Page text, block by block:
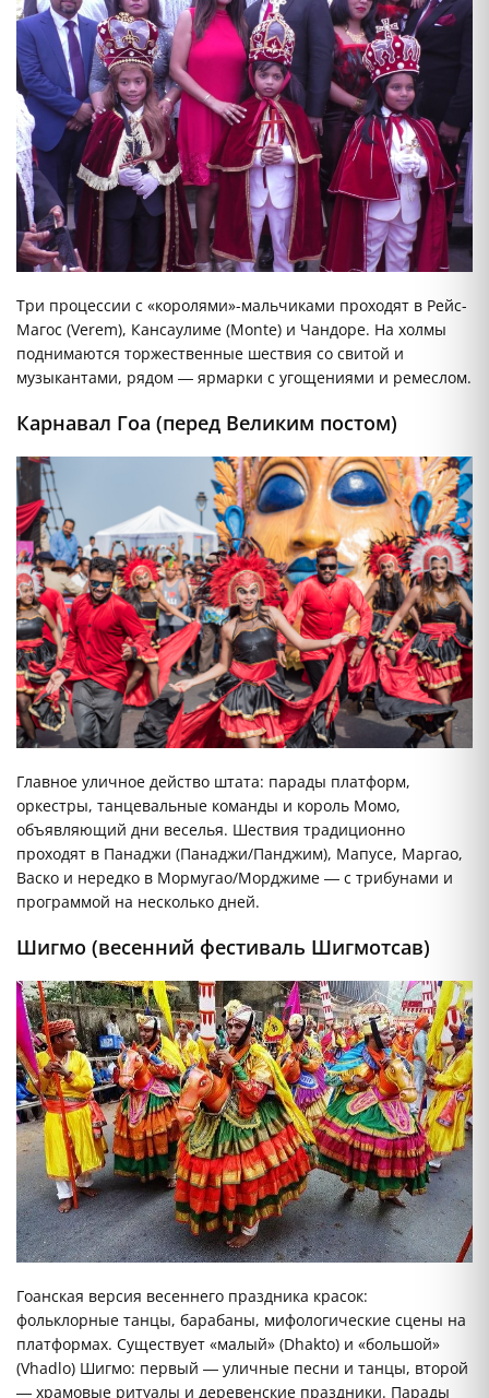
Три процессии с «королями»-мальчиками проходят в Рейс-
Магос (Verem), Кансаулиме (Monte) и Чандоре. На холмы
поднимаются торжественные шествия со свитой и
музыкантами, рядом — ярмарки с угощениями и ремеслом.
Карнавал Гоа (перед Великим постом)
Главное уличное действо штата: парады платформ,
оркестры, танцевальные команды и король Момо,
объявляющий дни веселья. Шествия традиционно
проходят в Панаджи (Панаджи/Панджим), Мапусе, Маргао,
Васко и нередко в Мормугао/Морджиме — с трибунами и
программой на несколько дней.
Шигмо (весенний фестиваль Шигмотсав)
Гоанская версия весеннего праздника красок:
фольклорные танцы, барабаны, мифологические сцены на
платформах. Существует «малый» (Dhakto) и «большой»
(Vhadlo) Шигмо: первый — уличные песни и танцы, второй
— храмовые ритуалы и деревенские праздники. Парады